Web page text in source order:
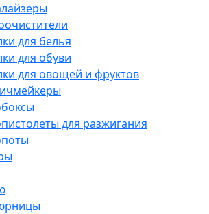
для белья
для обуви
для овощей и фруктов
для разжигания